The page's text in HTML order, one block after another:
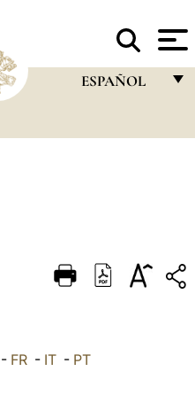
ESPAÑOL
DEUTSCH
العربيّة - FR - IT - PT